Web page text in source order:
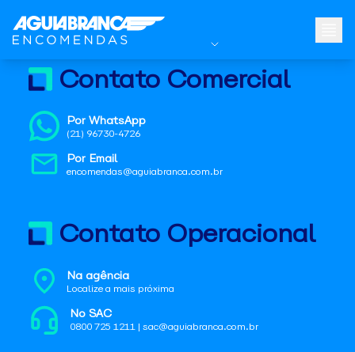
Contato Comercial
Por WhatsApp
(21) 96730-4726
Por Email
encomendas@aguiabranca.com.br
Contato Operacional
Na agência
Localize a mais próxima
No SAC
0800 725 1211 | sac@aguiabranca.com.br